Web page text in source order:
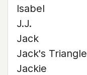
Isabel
J.J.
Jack
Jack's Triangle
Jackie